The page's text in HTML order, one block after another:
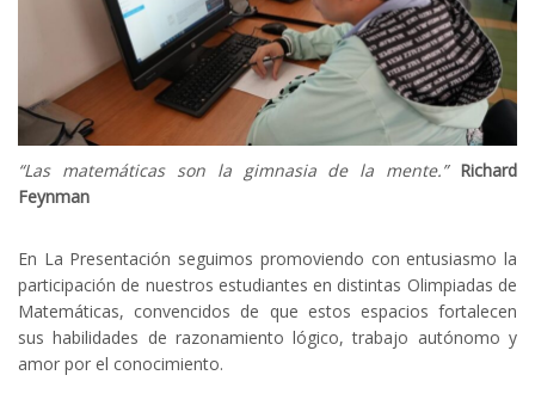
“Las matemáticas son la gimnasia de la mente.” Richard
Feynman
En La Presentación seguimos promoviendo con entusiasmo la
participación de nuestros estudiantes en distintas Olimpiadas de
Matemáticas, convencidos de que estos espacios fortalecen
sus habilidades de razonamiento lógico, trabajo autónomo y
amor por el conocimiento.